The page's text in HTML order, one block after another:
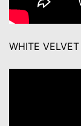
WHITE